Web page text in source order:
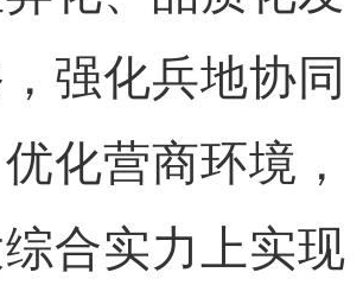
强化兵地协同
化营商环境，
合实力上实现